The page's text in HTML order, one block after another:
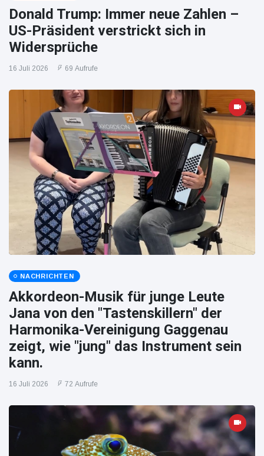
Donald Trump: Immer neue Zahlen –
US-Präsident verstrickt sich in
Widersprüche
16 Juli 2026 69 Aufrufe
NACHRICHTEN
Akkordeon-Musik für junge Leute
Jana von den "Tastenskillern" der
Harmonika-Vereinigung Gaggenau
zeigt, wie "jung" das Instrument sein
kann.
16 Juli 2026 72 Aufrufe